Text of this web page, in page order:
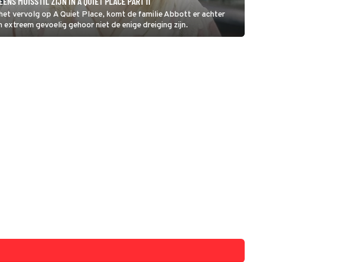
vervolg op A Quiet Place, komt de familie Abbott er achter
gevoelig gehoor niet de enige dreiging zijn.